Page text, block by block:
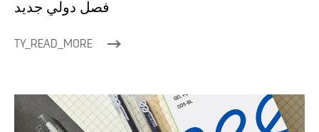
فصل دولي جديد
TY_READ_MORE